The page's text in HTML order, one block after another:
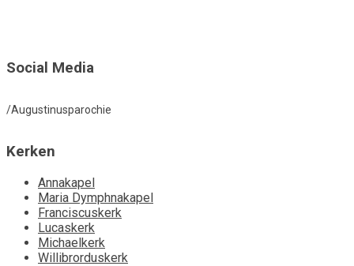
Social Media
/Augustinusparochie
Kerken
Annakapel
Maria Dymphnakapel
Franciscuskerk
Lucaskerk
Michaelkerk
Willibrorduskerk